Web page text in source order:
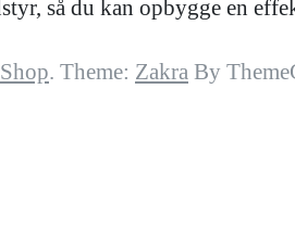
så du kan opbygge en
. Theme: Zakra By